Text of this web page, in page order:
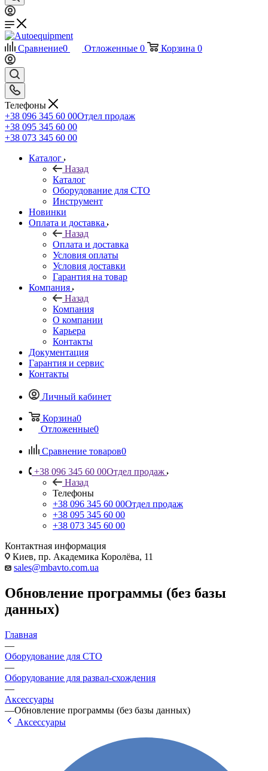
Сравнение0 Отложенные 0 Корзина 0
Телефоны
+38 096 345 60 00Отдел продаж
+38 095 345 60 00
+38 073 345 60 00
Каталог
Назад
Каталог
Оборудование для СТО
Инструмент
Новинки
Оплата и доставка
Назад
Оплата и доставка
Условия оплаты
Условия доставки
Гарантия на товар
Компания
Назад
Компания
О компании
Карьера
Контакты
Документация
Гарантия и сервис
Контакты
Личный кабинет
Корзина0
Отложенные0
Сравнение товаров0
+38 096 345 60 00Отдел продаж
Назад
Телефоны
+38 096 345 60 00Отдел продаж
+38 095 345 60 00
+38 073 345 60 00
Контактная информация
Киев, пр. Академика Королёва, 11
sales@mbavto.com.ua
Обновление программы (без базы
данных)
Главная
—
Оборудование для СТО
—
Оборудование для развал-схождения
—
Аксессуары
—Обновление программы (без базы данных)
Аксессуары